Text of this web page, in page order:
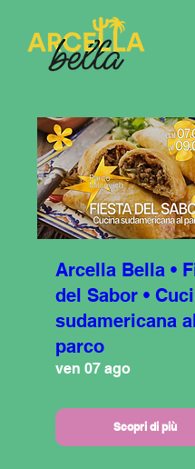
Arcella Bella •
del Sabor •
sudamericana
parco
ven 07 ago
Scopri di più